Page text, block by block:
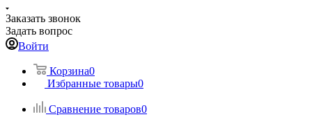
Заказать звонок
Задать вопрос
Войти
Корзина0
Избранные товары0
Сравнение товаров0